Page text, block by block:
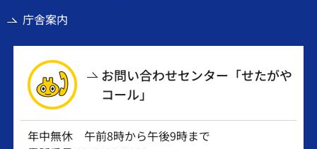
庁舎案内
お問い合わせセンター「せたがや
コール」
年中無休 午前8時から午後9時まで